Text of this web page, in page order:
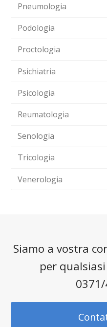
Pneumologia
Podologia
Proctologia
Psichiatria
Psicologia
Reumatologia
Senologia
Tricologia
Venerologia
Siamo a vostra
per
0371/